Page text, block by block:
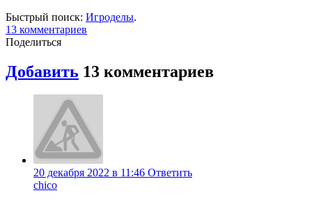
Быстрый поиск: Игроделы.
13 комментариев
Поделиться
Добавить 13 комментариев
20 декабря 2022 в 11:46 Ответить
chico